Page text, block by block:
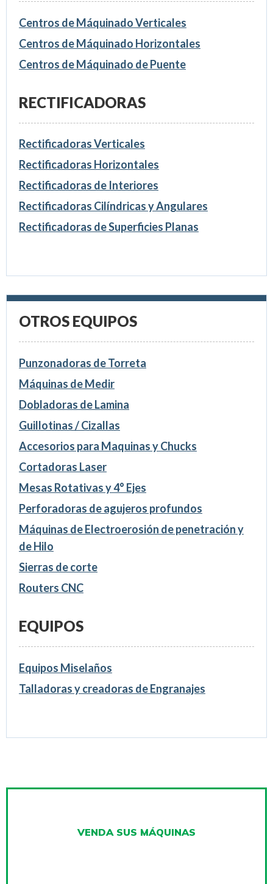
Centros de Máquinado Verticales
Centros de Máquinado Horizontales
Centros de Máquinado de Puente
RECTIFICADORAS
Rectificadoras Verticales
Rectificadoras Horizontales
Rectificadoras de Interiores
Rectificadoras Cilíndricas y Angulares
Rectificadoras de Superficies Planas
OTROS EQUIPOS
Punzonadoras de Torreta
Máquinas de Medir
Dobladoras de Lamina
Guillotinas / Cizallas
Accesorios para Maquinas y Chucks
Cortadoras Laser
Mesas Rotativas y 4° Ejes
Perforadoras de agujeros profundos
Máquinas de Electroerosión de penetración y
de Hilo
Sierras de corte
Routers CNC
EQUIPOS
Equipos Miselaños
Talladoras y creadoras de Engranajes
VENDA SUS MÁQUINAS